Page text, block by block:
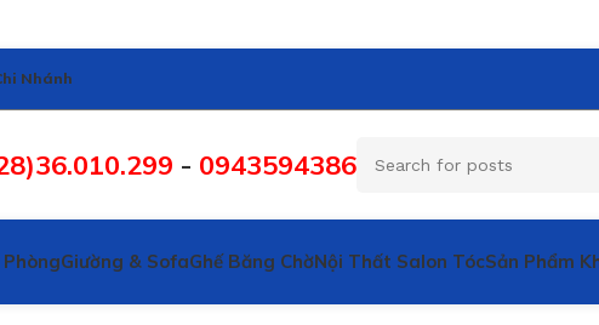
Nhánh
- 0943594386
Giường & SofaGhế Băng ChờNội Thất Salon TócSản Phẩm